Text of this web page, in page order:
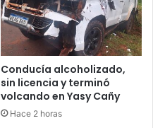
Conducía alcoholizado,
sin licencia y terminó
volcando en Yasy Cañy
Hace 2 horas